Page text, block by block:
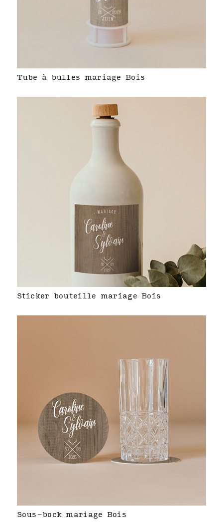
Tube à bulles mariage Bois
Sticker bouteille mariage Bois
Sous-bock mariage Bois